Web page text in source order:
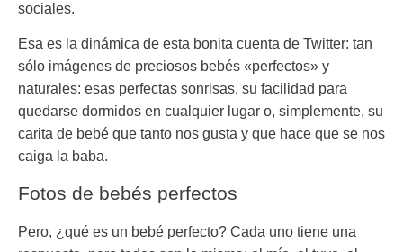
sociales.
Esa es la dinámica de esta bonita cuenta de Twitter: tan
sólo imágenes de preciosos bebés «perfectos» y
naturales: esas perfectas sonrisas, su facilidad para
quedarse dormidos en cualquier lugar o, simplemente, su
carita de bebé que tanto nos gusta y que hace que se nos
caiga la baba.
Fotos de bebés perfectos
Pero, ¿qué es un bebé perfecto? Cada uno tiene una